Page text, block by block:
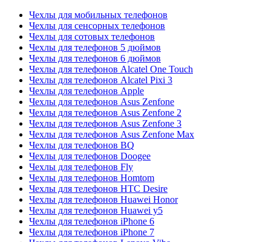
Чехлы для мобильных телефонов
Чехлы для сенсорных телефонов
Чехлы для сотовых телефонов
Чехлы для телефонов 5 дюймов
Чехлы для телефонов 6 дюймов
Чехлы для телефонов Alcatel One Touch
Чехлы для телефонов Alcatel Pixi 3
Чехлы для телефонов Apple
Чехлы для телефонов Asus Zenfone
Чехлы для телефонов Asus Zenfone 2
Чехлы для телефонов Asus Zenfone 3
Чехлы для телефонов Asus Zenfone Max
Чехлы для телефонов BQ
Чехлы для телефонов Doogee
Чехлы для телефонов Fly
Чехлы для телефонов Homtom
Чехлы для телефонов HTC Desire
Чехлы для телефонов Huawei Honor
Чехлы для телефонов Huawei y5
Чехлы для телефонов iPhone 6
Чехлы для телефонов iPhone 7